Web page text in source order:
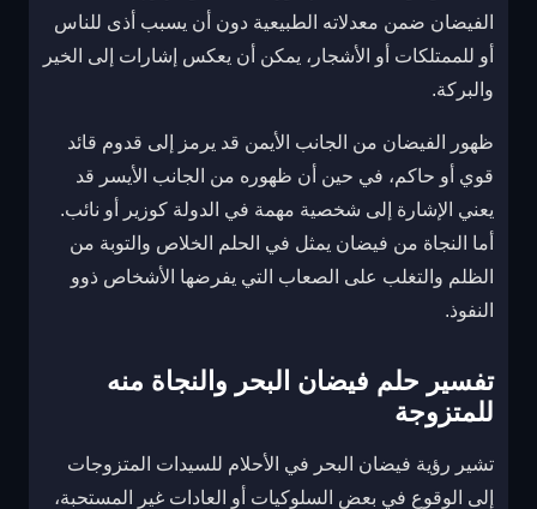
الفيضان ضمن معدلاته الطبيعية دون أن يسبب أذى للناس
أو للممتلكات أو الأشجار، يمكن أن يعكس إشارات إلى الخير
والبركة.
ظهور الفيضان من الجانب الأيمن قد يرمز إلى قدوم قائد
قوي أو حاكم، في حين أن ظهوره من الجانب الأيسر قد
يعني الإشارة إلى شخصية مهمة في الدولة كوزير أو نائب.
أما النجاة من فيضان يمثل في الحلم الخلاص والتوبة من
الظلم والتغلب على الصعاب التي يفرضها الأشخاص ذوو
النفوذ.
تفسير حلم فيضان البحر والنجاة منه
للمتزوجة
تشير رؤية فيضان البحر في الأحلام للسيدات المتزوجات
إلى الوقوع في بعض السلوكيات أو العادات غير المستحبة،